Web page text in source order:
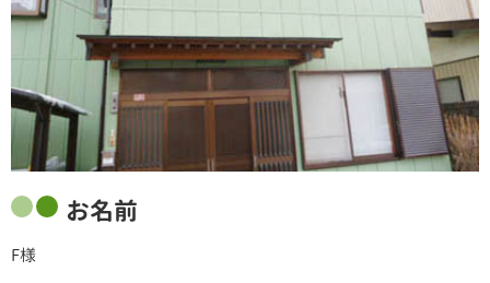
お名前
F様